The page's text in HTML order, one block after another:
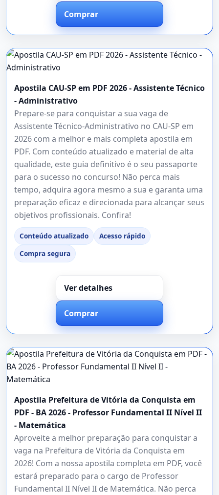
Comprar
Apostila CAU-SP em PDF 2026 - Assistente Técnico
- Administrativo
Prepare-se para conquistar a sua vaga de
Assistente Técnico-Administrativo no CAU-SP em
2026 com a melhor e mais completa apostila em
PDF. Com conteúdo atualizado e material de alta
qualidade, este guia definitivo é o seu passaporte
para o sucesso no concurso! Não perca mais
tempo, adquira agora mesmo a sua e garanta uma
preparação eficaz e direcionada para alcançar seus
objetivos profissionais. Confira!
Conteúdo atualizado
Acesso rápido
Compra segura
Ver detalhes
Comprar
Apostila Prefeitura de Vitória da Conquista em
PDF - BA 2026 - Professor Fundamental II Nível II
- Matemática
Aproveite a melhor preparação para conquistar a
vaga na Prefeitura de Vitória da Conquista em
2026! Com a nossa apostila completa em PDF, você
estará preparado para o cargo de Professor
Fundamental II Nível II de Matemática. Não perca